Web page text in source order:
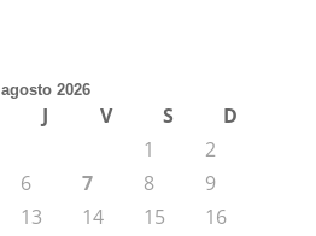
agosto 2026
J V S
D
1
2
6 7 8
9
13 14 15
16